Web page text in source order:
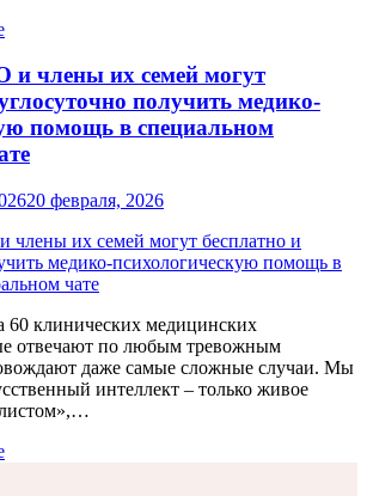
и члены их семей могут
получить медико-
помощь в специальном
20 февраля, 2026
60 клинических медицинских
отвечают по любым тревожным
даже самые сложные случаи. Мы
интеллект – только живое